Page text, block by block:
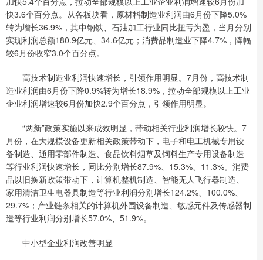
快3.6个百分点。从各板块看，原材料制造业利润由6月份下降5.0%
转为增长36.9%，其中钢铁、石油加工行业同比扭亏为盈，当月分别
实现利润总额180.9亿元、34.6亿元；消费品制造业下降4.7%，降幅
较6月份收窄3.0个百分点。
高技术制造业利润快速增长，引领作用明显。7月份，高技术制
造业利润由6月份下降0.9%转为增长18.9%，拉动全部规模以上工业
企业利润增速较6月份加快2.9个百分点，引领作用明显。
“两新”政策实施以来成效明显，带动相关行业利润增长较快。7
月份，在大规模设备更新相关政策带动下，电子和电工机械专用设
备制造、通用零部件制造、食品饮料烟草及饲料生产专用设备制造
等行业利润快速增长，同比分别增长87.9%、15.3%、11.3%。消费
品以旧换新政策带动下，计算机整机制造、智能无人飞行器制造、
家用清洁卫生电器具制造等行业利润分别增长124.2%、100.0%、
29.7%；产业链条相关的计算机外围设备制造、敏感元件及传感器制
造等行业利润分别增长57.0%、51.9%。
中小型企业利润改善明显